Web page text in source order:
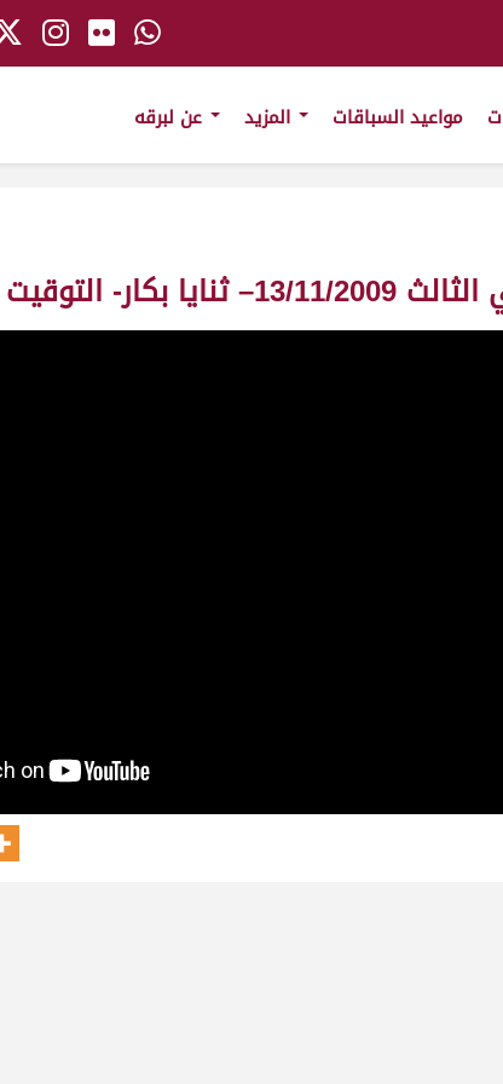
مواعيد السباقات